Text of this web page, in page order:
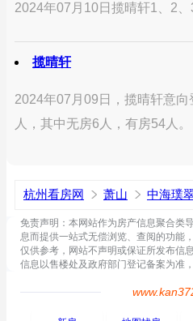
2024年07月10日揽晴轩1、2、
揽晴轩
2024年07月09日，揽晴轩意
人，其中无房6人，有房54人。
杭州看房网 萧山 中海璞
免责声明：本网站作为房产信息聚合类
息而提供一站式无偿浏览、查阅的功能
仅供参考，网站不声明或保证所发布信
信息以售楼处及政府部门登记备案为准